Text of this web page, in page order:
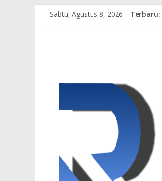
Sabtu, Agustus 8, 2026 Terbaru: